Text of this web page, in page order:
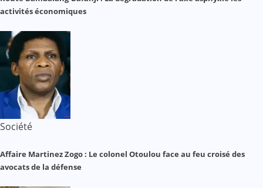
activités économiques
Société
Affaire Martinez Zogo : Le colonel Otoulou face au feu croisé des
avocats de la défense